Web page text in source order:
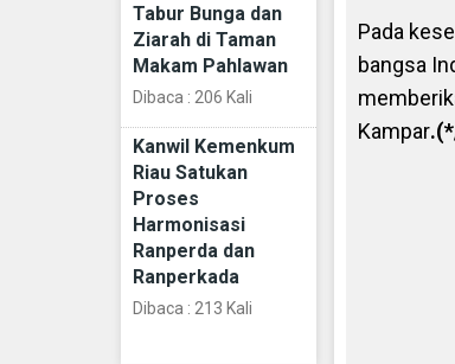
Tabur Bunga dan
Ziarah di Taman
Makam Pahlawan
Dibaca : 206 Kali
Kanwil Kemenkum
Riau Satukan
Proses
Harmonisasi
Ranperda dan
Ranperkada
Dibaca : 213 Kali
Pada
bangsa
Kampar